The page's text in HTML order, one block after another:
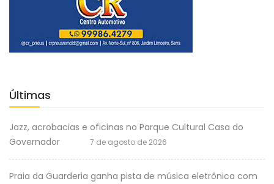
Últimas
Jazz, acrobacias e oficinas no Parque Cultural Casa do
Governador
7 de agosto de 2026
Praia da Guarderia ganha pista de música eletrônica com